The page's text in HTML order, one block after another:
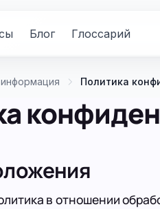
Блог Глоссарий
Политика
в отношении